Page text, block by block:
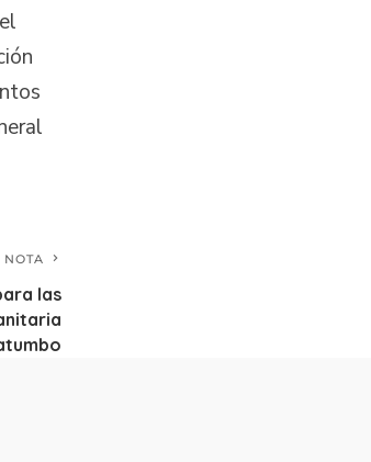
NOTA
las